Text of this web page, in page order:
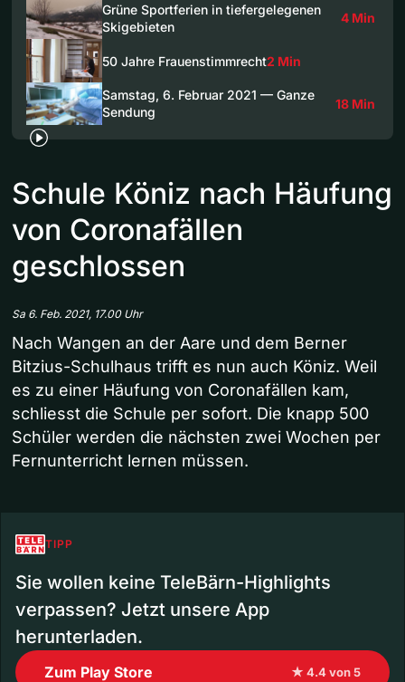
Grüne Sportferien in tiefergelegenen
Skigebieten
4 Min
50 Jahre Frauenstimmrecht2 Min
Samstag, 6. Februar 2021 — Ganze
Sendung
18 Min
Schule Köniz nach Häufung
von Coronafällen
geschlossen
Sa 6. Feb. 2021, 17.00 Uhr
Nach Wangen an der Aare und dem Berner
Bitzius-Schulhaus trifft es nun auch Köniz. Weil
es zu einer Häufung von Coronafällen kam,
schliesst die Schule per sofort. Die knapp 500
Schüler werden die nächsten zwei Wochen per
Fernunterricht lernen müssen.
TIPP
Sie wollen keine TeleBärn-Highlights
verpassen? Jetzt unsere App
herunterladen.
Zum Play Store ★ 4.4 von 5